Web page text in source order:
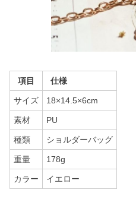
項目 仕様
サイズ 18×14.5×6cm
素材 PU
種類 ショルダーバッグ
重量 178g
カラー イエロー